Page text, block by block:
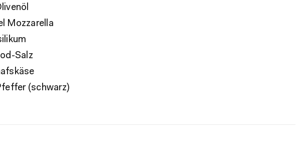
Mozzarella
Salz
(schwarz)